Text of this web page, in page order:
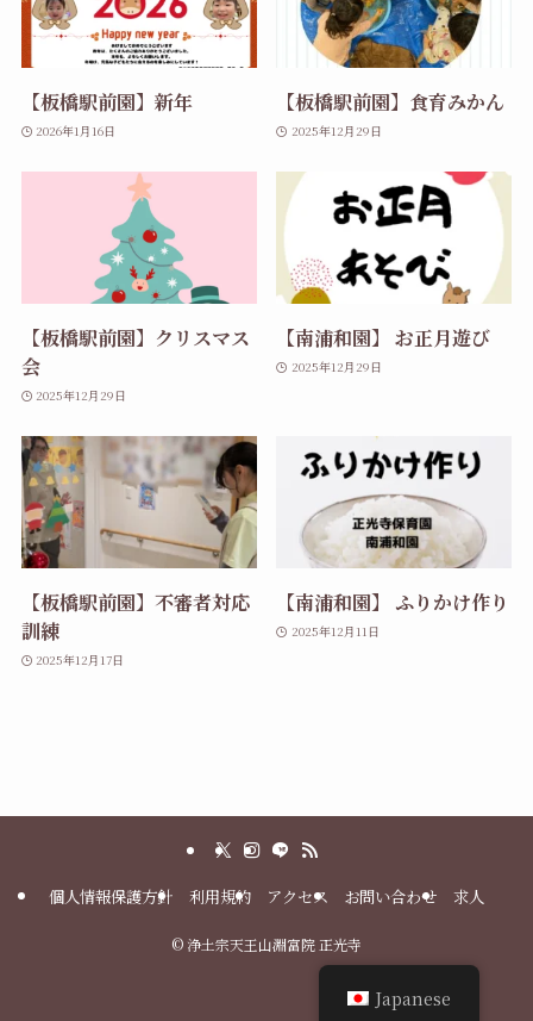
【板橋駅前園】新年
2026年1月16日
【板橋駅前園】食育みかん
2025年12月29日
【板橋駅前園】クリスマス
会
2025年12月29日
【南浦和園】 お正月遊び
2025年12月29日
【板橋駅前園】不審者対応
訓練
2025年12月17日
【南浦和園】 ふりかけ作り
2025年12月11日
個人情報保護方針 利用規約 アクセス お問い合わせ 求人
©浄土宗天王山淵富院 正光寺
Japanese